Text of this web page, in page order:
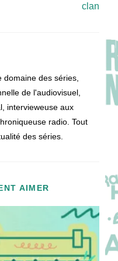
clan
des séries,
de l'audiovisuel,
intervieweuse aux
radio. Tout
des séries.
AIMER